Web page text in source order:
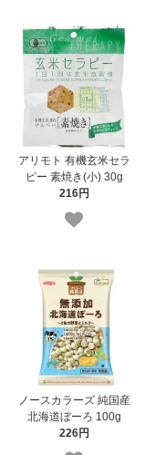
アリモト 有機玄米セラ
ピー 素焼き(小) 30g
216円
ノースカラーズ 純国産
北海道ぼーろ 100g
226円